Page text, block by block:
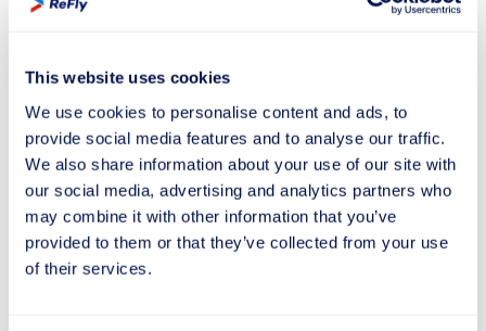
This website uses cookies
We use cookies to personalise content and ads, to
provide social media features and to analyse our traffic.
We also share information about your use of our site with
our social media, advertising and analytics partners who
may combine it with other information that you’ve
provided to them or that they’ve collected from your use
of their services.
asiakirjoista ja voimassa olevien säännösten
voi kestää muutamasta viikosta useisiin kuukausiin
Asiantuntijatiimimme, jota motivoi
oikeudenmukaisuuden ja tasapuolisuuden intohimo
on perehtynyt lentoliikenteen monimutkaisiin
säännöksiinvarmistaakseen matkustajien
oikeudenmukaisen korvauksen. Vuosien kokemus
alalta sekä vankka oikeudellinen ja taloudellinen
tietämys varmistavat, että olemme luotettu